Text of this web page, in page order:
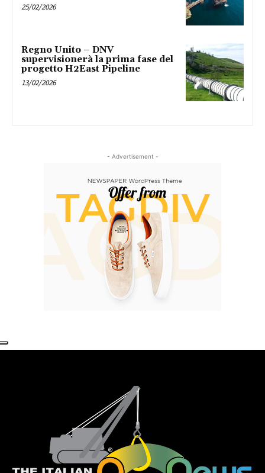
25/02/2026
Regno Unito – DNV
supervisionerà la prima fase del
progetto H2East Pipeline
13/02/2026
- Advertisement -